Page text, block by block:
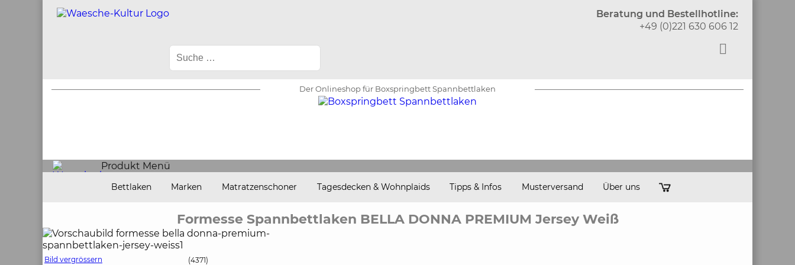
Beratung und Bestellhotline:
+49 (0)221 630 606 12
Der Onlineshop für Boxspringbett Spannbettlaken
Produkt Menü
Bettlaken Marken Matratzenschoner Tagesdecken & Wohnplaids Tipps & Infos Musterversand Über uns
Formesse Spannbettlaken BELLA DONNA PREMIUM Jersey Weiß
Bild vergrössern (4371)